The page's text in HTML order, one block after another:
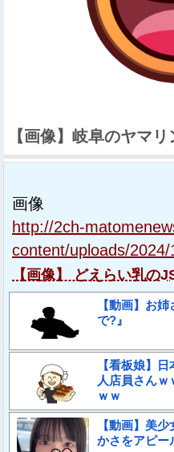
【画像】岐阜のヤマ
画像
http://2ch-
content/uploads/
【画像】 どえらい乳の
【動画】お
で?』
【看板娘】
人店員さん
ｗｗ
【動画】美
かさをアピー